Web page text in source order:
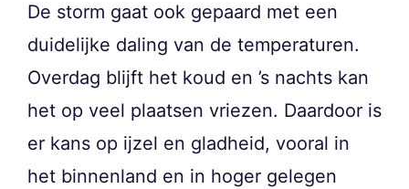
De storm gaat ook gepaard met een
duidelijke daling van de temperaturen.
Overdag blijft het koud en ’s nachts kan
het op veel plaatsen vriezen. Daardoor is
er kans op ijzel en gladheid, vooral in
het binnenland en in hoger gelegen